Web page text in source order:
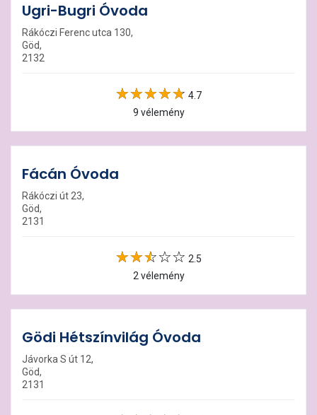
Ugri-Bugri Óvoda
Rákóczi Ferenc utca 130,
Göd,
2132
4.7
9 vélemény
Fácán Óvoda
Rákóczi út 23,
Göd,
2131
2.5
2 vélemény
Gödi Hétszínvilág Óvoda
Jávorka S út 12,
Göd,
2131